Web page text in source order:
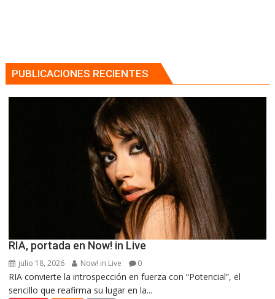
PUBLICACIONES RECIENTES
RIA, portada en Now! in Live
julio 18, 2026 Now! in Live 0
RIA convierte la introspección en fuerza con “Potencial”, el
sencillo que reafirma su lugar en la...